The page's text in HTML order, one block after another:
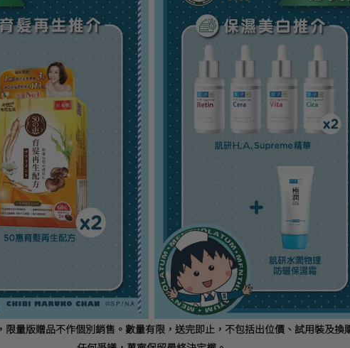
量版贈品不作個別銷售。數量有限，送完即止，不包括出位價、試用裝及